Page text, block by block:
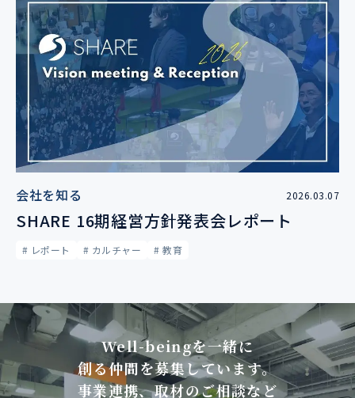
会社を知る 2026.03.07
SHARE 16期経営方針発表会レポート
# レポート # カルチャー # 教育
Well-beingを一緒に
創る仲間を募集しています。
事業連携、取材のご相談など